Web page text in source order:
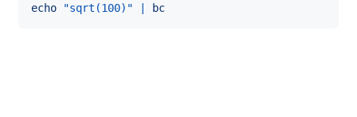
echo
"sqrt(100)" bc